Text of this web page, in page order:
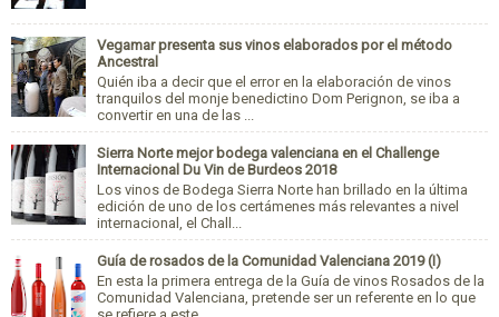
Vegamar presenta sus vinos elaborados por el método
Ancestral
Quién iba a decir que el error en la elaboración de vinos
tranquilos del monje benedictino Dom Perignon, se iba a
convertir en una de las ...
Sierra Norte mejor bodega valenciana en el Challenge
Internacional Du Vin de Burdeos 2018
Los vinos de Bodega Sierra Norte han brillado en la última
edición de uno de los certámenes más relevantes a nivel
internacional, el Chall...
Guía de rosados de la Comunidad Valenciana 2019 (I)
En esta la primera entrega de la Guía de vinos Rosados de la
Comunidad Valenciana, pretende ser un referente en lo que